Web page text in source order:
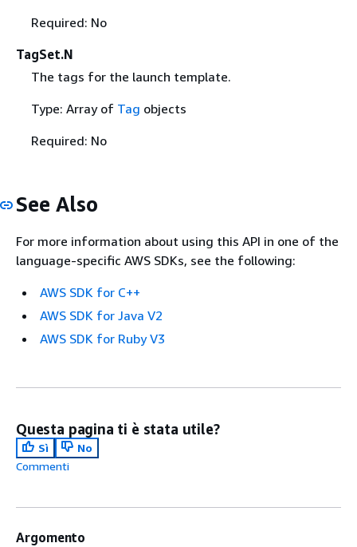
Required: No
TagSet.N
The tags for the launch template.
Type: Array of Tag objects
Required: No
See Also
For more information about using this API in one of the
language-specific AWS SDKs, see the following:
AWS SDK for C++
AWS SDK for Java V2
AWS SDK for Ruby V3
Questa pagina ti è stata utile?
Sì
No
Commenti
Argomento